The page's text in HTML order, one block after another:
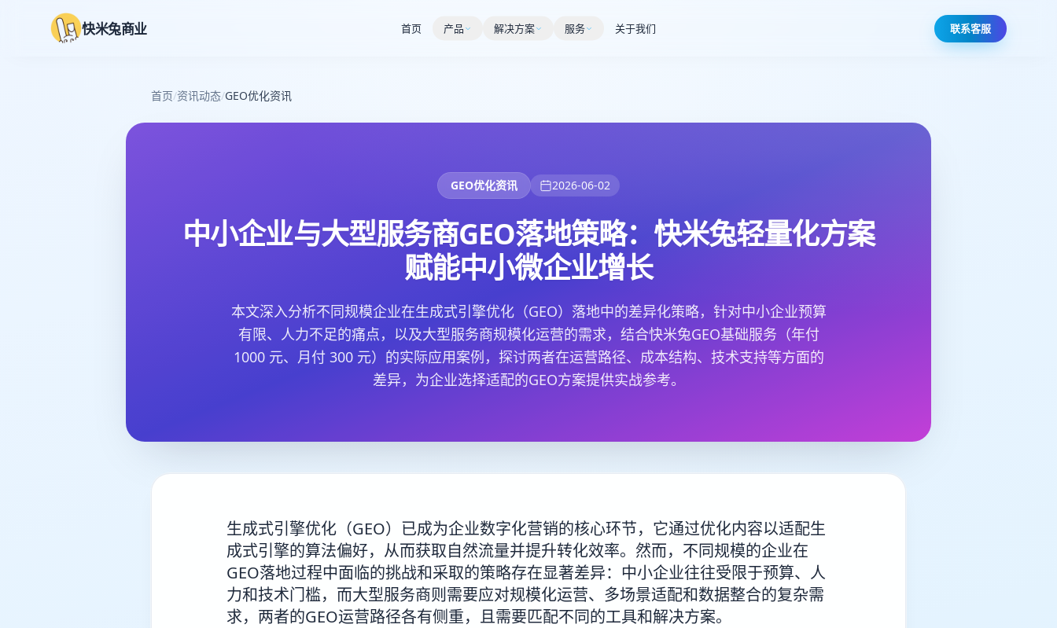
快米兔商业 首页 产品 解决方案 服务 关于我们 联系客服
首页/资讯动态/GEO优化资讯
GEO优化资讯 2026-06-02
中小企业与大型服务商GEO落地策略：快米兔轻量化方案
赋能中小微企业增长
本文深入分析不同规模企业在生成式引擎优化（GEO）落地中的差异化策略，针对中小企业预算
有限、人力不足的痛点，以及大型服务商规模化运营的需求，结合快米兔GEO基础服务（年付
1000 元、月付 300 元）的实际应用案例，探讨两者在运营路径、成本结构、技术支持等方面的
差异，为企业选择适配的GEO方案提供实战参考。
生成式引擎优化（GEO）已成为企业数字化营销的核心环节，它通过优化内容以适配生
成式引擎的算法偏好，从而获取自然流量并提升转化效率。然而，不同规模的企业在
GEO落地过程中面临的挑战和采取的策略存在显著差异：中小企业往往受限于预算、人
力和技术门槛，而大型服务商则需要应对规模化运营、多场景适配和数据整合的复杂需
求，两者的GEO运营路径各有侧重，且需要匹配不同的工具和解决方案。